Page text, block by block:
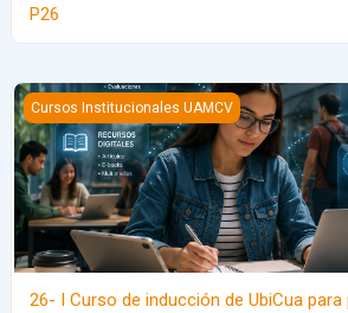
P26
26- I Curso de inducción de UbiCua para
Cursos Institucionales UAMCV
26- I Curso de inducción de UbiCua